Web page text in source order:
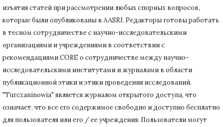
изъятия статей при рассмотрении любых спорных вопросов,
которые были опубликованы в AASRJ. Редакторы готовыработать
в тесном сотрудничестве с научно-исследовательскими
организациями и учреждениями в соответствии с
рекомендациями CORE о сотрудничестве между научно-
исследовательскими институтами и журналами в области
публикационной этики и этики проведения исследований.
"Turczaninowia" является журналом открытого доступа, что
означает, что все его содержимое свободно и доступно бесплатно
для пользователя или его / ее учреждения. Пользователи могут